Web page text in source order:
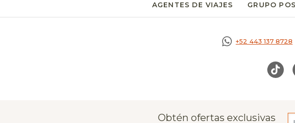
AGENTES DE VIAJES GRUPO
+52 443 137 8728
Obtén ofertas exclusivas